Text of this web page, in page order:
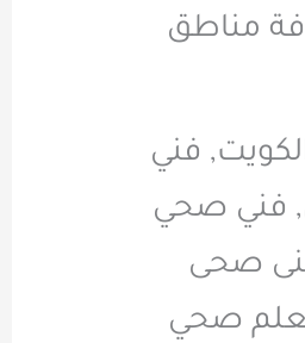
مناطق
فني
فني صحي
فنى صحى
صحي